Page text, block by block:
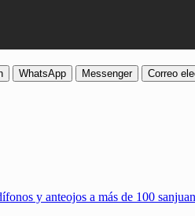
WhatsApp Messenger Correo
y anteojos a más de 100